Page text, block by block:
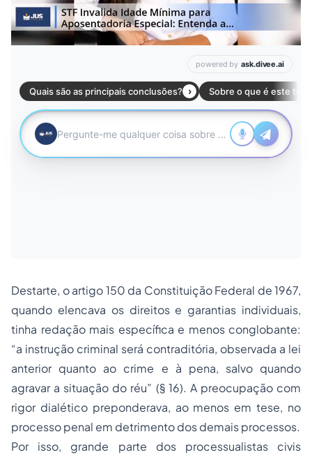
Destarte, o artigo 150 da Constituição Federal de 1967,
quando elencava os direitos e garantias individuais,
tinha redação mais específica e menos conglobante:
“a instrução criminal será contraditória, observada a lei
anterior quanto ao crime e à pena, salvo quando
agravar a situação do réu” (§ 16). A preocupação com
rigor dialético preponderava, ao menos em tese, no
processo penal em detrimento dos demais processos.
Por isso, grande parte dos processualistas civis